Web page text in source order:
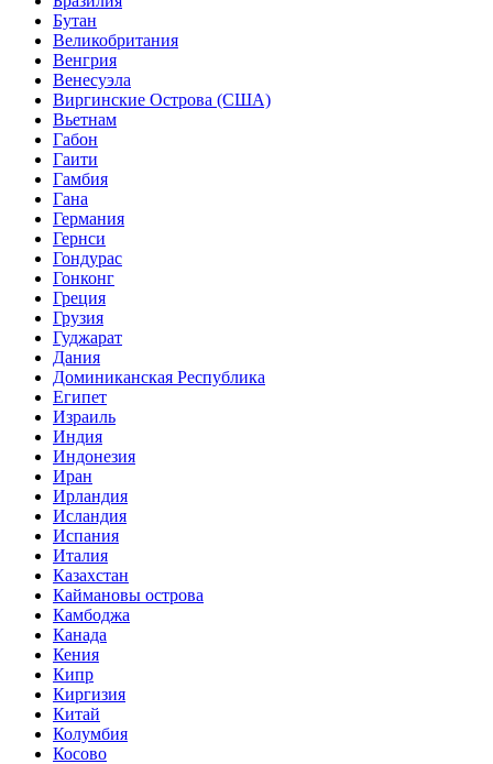
Бутан
Великобритания
Венгрия
Венесуэла
Виргинские Острова (США)
Вьетнам
Габон
Гаити
Гамбия
Гана
Германия
Гернси
Гондурас
Гонконг
Греция
Грузия
Гуджарат
Дания
Доминиканская Республика
Египет
Израиль
Индия
Индонезия
Иран
Ирландия
Исландия
Испания
Италия
Казахстан
Каймановы острова
Камбоджа
Канада
Кения
Кипр
Киргизия
Китай
Колумбия
Косово